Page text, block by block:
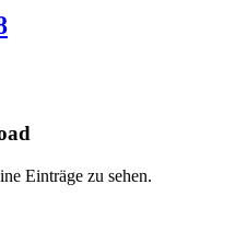
Einträge zu sehen.